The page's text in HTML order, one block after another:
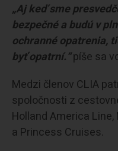
„Aj keď sme
bezpečné a budú v
ochranné opatrenia,
byť opatrní.“píše sa
Medzi členov CLIA
spoločnosti z
Holland America
a Princess Cruises.